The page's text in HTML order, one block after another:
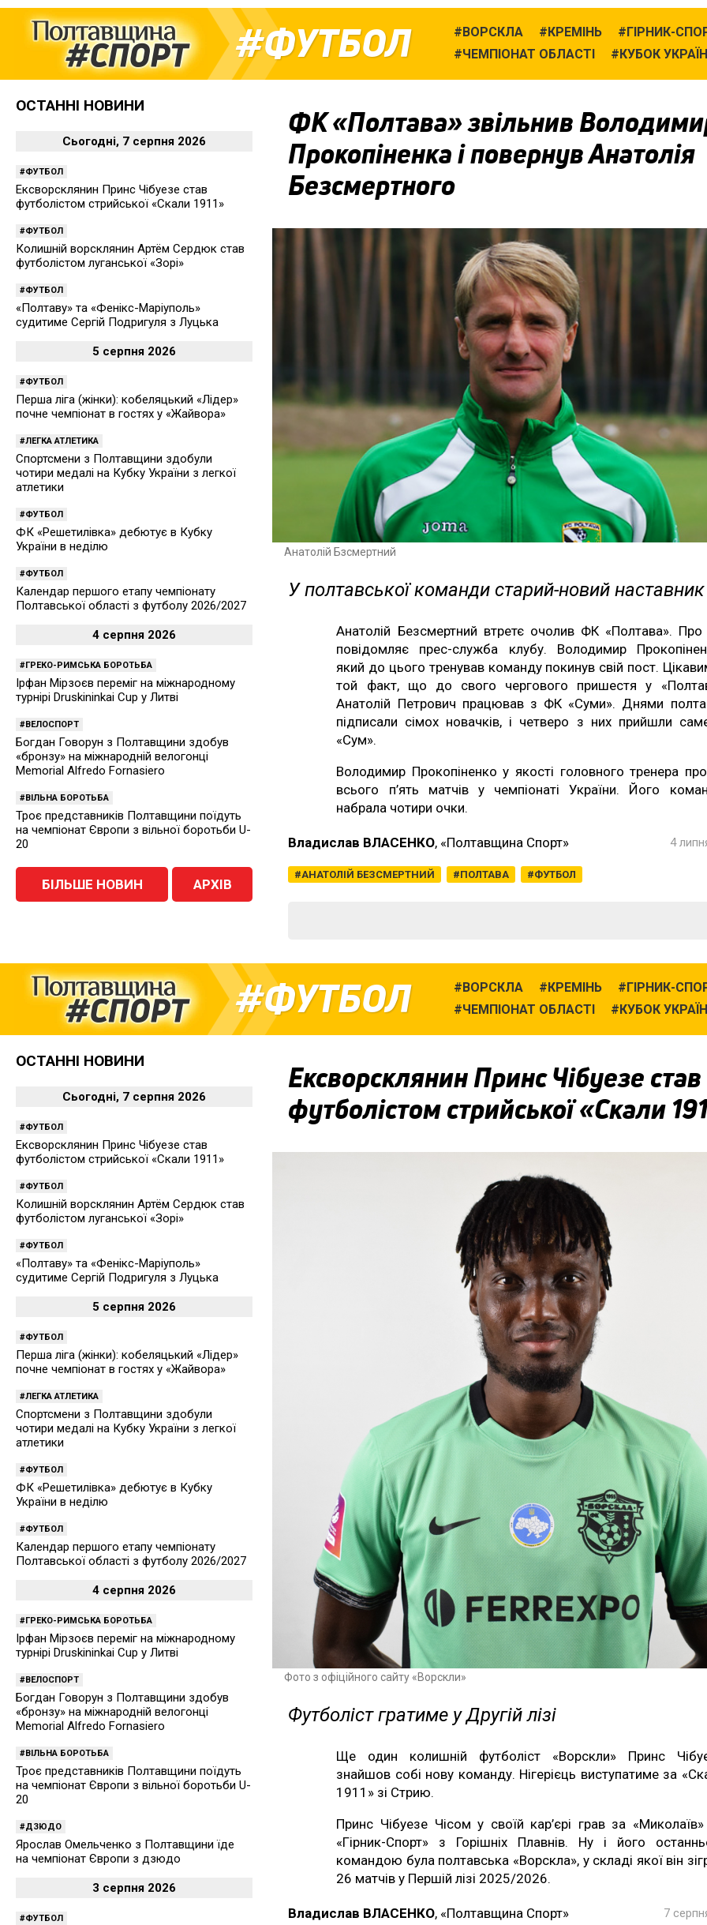
ФУТБОЛ ВОРСКЛА КРЕМІНЬ
ГІРНИК-
ЧЕМПІОНАТ ОБЛАСТІ
КУБОК
ФК «Полтава» звільнив
Прокопіненка і повернув Анатолія
Безсмертного
Анатолій Бзсмертний
У полтавської команди старий-новий наставник
Анатолій Безсмертний втретє очолив ФК «Полтава».
повідомляє прес-служба клубу. Володимир
який до цього тренував команду покинув свій пост.
той факт, що до свого чергового пришестя у
Анатолій Петрович працював з ФК «Суми». Днями
підписали сімох новачків, і четверо з них прийшли
«Сум».
Володимир Прокопіненко у якості головного тренера
всього п’ять матчів у чемпіонаті України. Його
набрала чотири очки.
Владислав ВЛАСЕНКО, «Полтавщина Спорт»
АНАТОЛІЙ БЕЗСМЕРТНИЙ ПОЛТАВА ФУТБОЛ
4
ОСТАННІ НОВИНИ
Сьогодні, 7 серпня 2026
ФУТБОЛ
Ексворсклянин Принс Чібуезе став
футболістом стрийської «Скали 1911»
ФУТБОЛ
Колишній ворсклянин Артём Сердюк став
футболістом луганської «Зорі»
ФУТБОЛ
«Полтаву» та «Фенікс-Маріуполь»
судитиме Сергій Подригуля з Луцька
5 серпня 2026
ФУТБОЛ
Перша ліга (жінки): кобеляцький «Лідер»
почне чемпіонат в гостях у «Жайвора»
ЛЕГКА АТЛЕТИКА
Спортсмени з Полтавщини здобули
чотири медалі на Кубку України з легкої
атлетики
ФУТБОЛ
ФК «Решетилівка» дебютує в Кубку
України в неділю
ФУТБОЛ
Календар першого етапу чемпіонату
Полтавської області з футболу 2026/2027
4 серпня 2026
ГРЕКО-РИМСЬКА БОРОТЬБА
Ірфан Мірзоєв переміг на міжнародному
турнірі Druskininkai Cup у Литві
ВЕЛОСПОРТ
Богдан Говорун з Полтавщини здобув
«бронзу» на міжнародній велогонці
Memorial Alfredo Fornasiero
ВІЛЬНА БОРОТЬБА
Троє представників Полтавщини поїдуть
на чемпіонат Європи з вільної боротьби U-
20
БІЛЬШЕ НОВИН АРХІВ
ФУТБОЛ ВОРСКЛА КРЕМІНЬ
ГІРНИК-
ЧЕМПІОНАТ ОБЛАСТІ
КУБОК
Ексворсклянин Принс Чібуезе став
футболістом стрийської «Скали
Фото з офіційного сайту «Ворскли»
Футболіст гратиме у Другій лізі
Ще один колишній футболіст «Ворскли» Принс
знайшов собі нову команду. Нігерієць виступатиме за
1911» зі Стрию.
Принс Чібуезе Чісом у своїй кар’єрі грав за
«Гірник-Спорт» з Горішніх Плавнів. Ну і його
командою була полтавська «Ворскла», у складі якої він
26 матчів у Першій лізі 2025/2026.
Владислав ВЛАСЕНКО, «Полтавщина Спорт» 7
ОСТАННІ НОВИНИ
Сьогодні, 7 серпня 2026
ФУТБОЛ
Ексворсклянин Принс Чібуезе став
футболістом стрийської «Скали 1911»
ФУТБОЛ
Колишній ворсклянин Артём Сердюк став
футболістом луганської «Зорі»
ФУТБОЛ
«Полтаву» та «Фенікс-Маріуполь»
судитиме Сергій Подригуля з Луцька
5 серпня 2026
ФУТБОЛ
Перша ліга (жінки): кобеляцький «Лідер»
почне чемпіонат в гостях у «Жайвора»
ЛЕГКА АТЛЕТИКА
Спортсмени з Полтавщини здобули
чотири медалі на Кубку України з легкої
атлетики
ФУТБОЛ
ФК «Решетилівка» дебютує в Кубку
України в неділю
ФУТБОЛ
Календар першого етапу чемпіонату
Полтавської області з футболу 2026/2027
4 серпня 2026
ГРЕКО-РИМСЬКА БОРОТЬБА
Ірфан Мірзоєв переміг на міжнародному
турнірі Druskininkai Cup у Литві
ВЕЛОСПОРТ
Богдан Говорун з Полтавщини здобув
«бронзу» на міжнародній велогонці
Memorial Alfredo Fornasiero
ВІЛЬНА БОРОТЬБА
Троє представників Полтавщини поїдуть
на чемпіонат Європи з вільної боротьби U-
20
ДЗЮДО
Ярослав Омельченко з Полтавщини їде
на чемпіонат Європи з дзюдо
3 серпня 2026
ФУТБОЛ